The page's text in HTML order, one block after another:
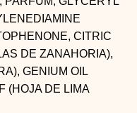
CITRIC
DE ZANAHORIA),
GENIUM OIL
(HOJA DE LIMA